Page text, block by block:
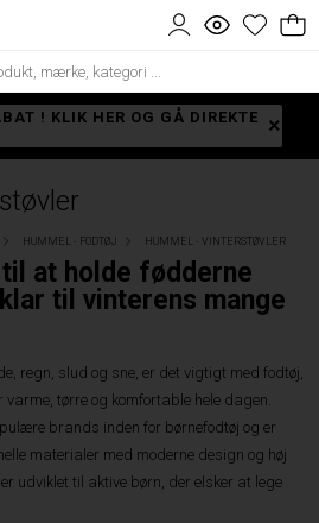
! KLIK HER OG GÅ DIREKTE
HUMMEL - FODTØJ HUMMEL - VINTERSTØVLER
at holde fødderne
til vinterens mange
regn, slud og sne, er det vigtigt med fodtøj,
tørre og komfortable hele dagen.
brands inden for børnefodtøj og er
materialer med moderne design og høj
udviklet til aktive børn, der elsker at lege